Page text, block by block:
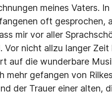
meines Vaters.
oft gesprochen,
mir vor aller
Vor nicht allzu langer Zeit
auf die wunderbare
mehr gefangen von
der Trauer einer alten,